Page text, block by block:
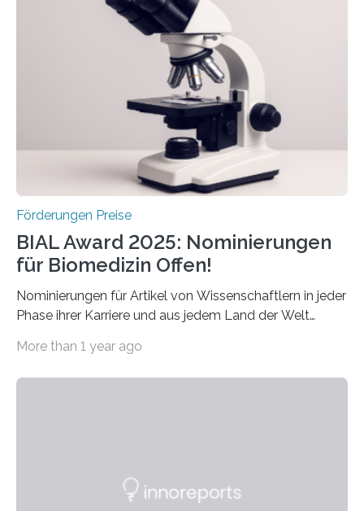
Schlaganfallforschung, um die Behandlung der
Betroffenen zu verbessern. Dazu schreibt sie auch in
diesem Jahr wieder deutschlandweit den Hentschel-
Preis aus. Er richtet sich gezielt an jüngere
Forscherinnen und Forscher unter 40 Jahren. Geehrt
werden soll eine herausragende Doktorarbeit oder eine
hochrangige wissenschaftliche Publikation zum Thema
Förderungen Preise
BIAL Award 2025: Nominierungen
für Biomedizin Offen!
Nominierungen für Artikel von Wissenschaftlern in jeder
Phase ihrer Karriere und aus jedem Land der Welt
Leben gerufen, um die bemerkenswertesten
Foundation, des BIAL Award in Biomedicine ist in
More than 1 year ago